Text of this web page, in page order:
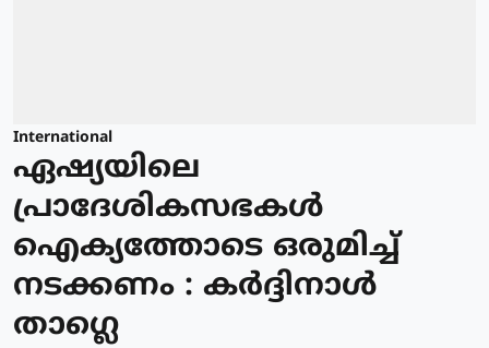
International
ഏഷ്യയിലെ
പ്രാദേശികസഭകള്‍
ഐക്യത്തോടെ ഒരുമിച്ച്
നടക്കണം : കര്‍ദ്ദിനാള്‍
താഗ്ലെ